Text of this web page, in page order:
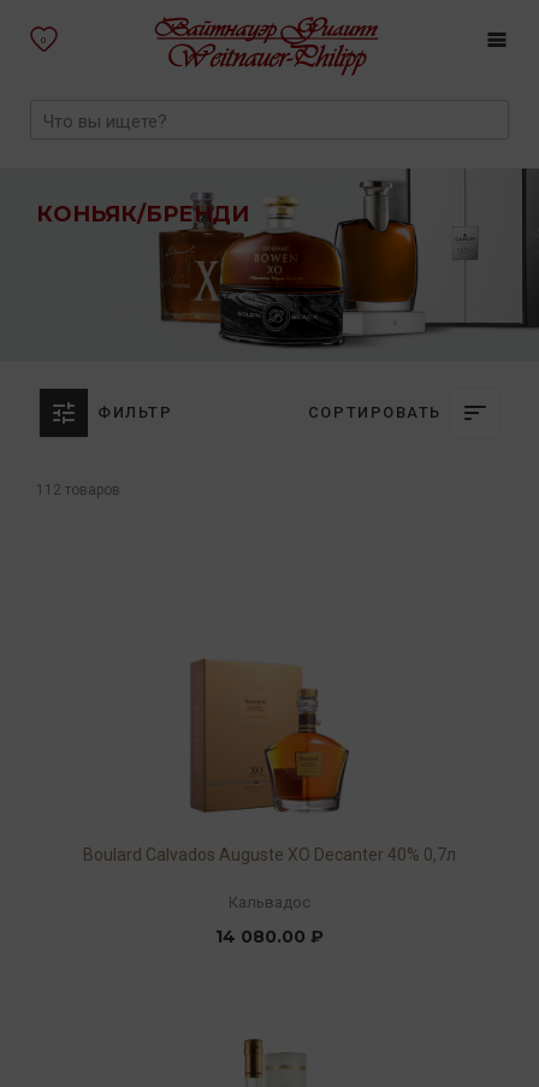
0
КОНЬЯК/БРЕНДИ
ФИЛЬТР СОРТИРОВАТЬ
112 товаров
Boulard Calvados Auguste XO Decanter 40% 0,7л
Кальвадос
14 080.00 ₽